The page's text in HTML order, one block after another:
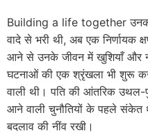
Building a life together
वादे से भरी थी, अब एक निर्णायक
आने से उनके जीवन में खुशियाँ और
घटनाओं की एक श्रृंखला भी शुरू
वाली थी। पति की आंतरिक
आने वाली चुनौतियों के पहले
बदलाव की नींव रखी।